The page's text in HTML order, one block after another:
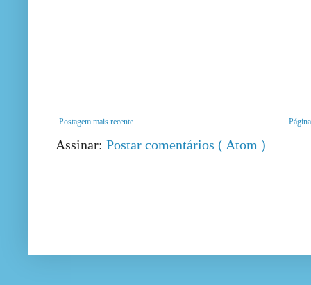
Postagem mais recente
Assinar: Postar comentários ( Atom )